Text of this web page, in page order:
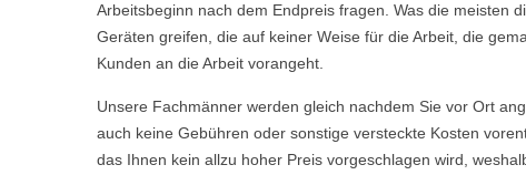
Arbeitsbeginn nach dem Endpreis fragen. Was die meisten
Geräten greifen, die auf keiner Weise für die Arbeit, die
Kunden an die Arbeit vorangeht.
Unsere Fachmänner werden gleich nachdem Sie vor Ort
auch keine Gebühren oder sonstige versteckte Kosten
das Ihnen kein allzu hoher Preis vorgeschlagen wird,